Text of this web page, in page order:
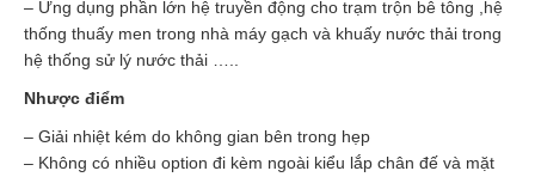
– Ứng dụng phần lớn hệ truyền động cho trạm trộn bê tông ,hệ
thống thuấy men trong nhà máy gạch và khuấy nước thải trong
hệ thống sử lý nước thải …..
Nhược điểm
– Giải nhiệt kém do không gian bên trong hẹp
– Không có nhiều option đi kèm ngoài kiểu lắp chân đế và mặt